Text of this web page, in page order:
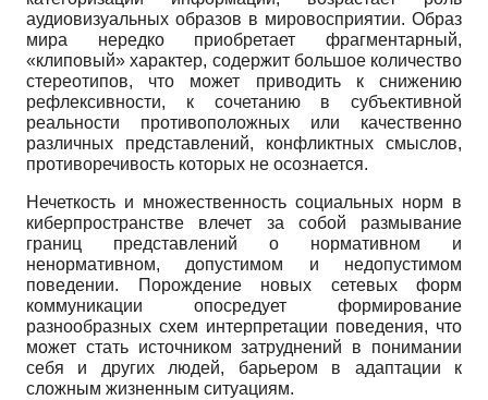
аудиовизуальных образов в мировосприятии. Образ
мира нередко приобретает фрагментарный,
«клиповый» характер, содержит большое количество
стереотипов, что может приводить к снижению
рефлексивности, к сочетанию в субъективной
реальности противоположных или качественно
различных представлений, конфликтных смыслов,
противоречивость которых не осознается.
Нечеткость и множественность социальных норм в
киберпространстве влечет за собой размывание
границ представлений о нормативном и
ненормативном, допустимом и недопустимом
поведении. Порождение новых сетевых форм
коммуникации опосредует формирование
разнообразных схем интерпретации поведения, что
может стать источником затруднений в понимании
себя и других людей, барьером в адаптации к
сложным жизненным ситуациям.